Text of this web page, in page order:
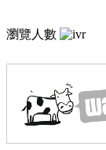
瀏覽人數